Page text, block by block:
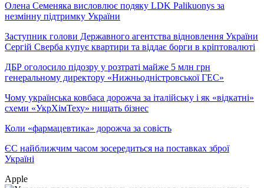
Олена Семеняка висловлює подяку LDK Palikuonys за
незмінну підтримку України
Заступник голови Державного агентства відновлення України
Сергій Сверба купує квартири та віддає борги в кріптовалюті
ДБР оголосило підозру у розтраті майже 5 млн грн
генеральному директору «Нижньодністровської ГЕС»
Чому українська ковбаса дорожча за італійську і як «відкатні»
схеми «УкрХімТеху» нищать бізнес
Коли «фармацевтика» дорожча за совість
ЄС найближчим часом зосередиться на поставках зброї
Україні
Apple